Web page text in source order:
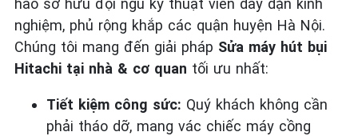
hào sở hữu đội ngũ kỹ thuật viên dày dặn kinh
nghiệm, phủ rộng khắp các quận huyện Hà Nội.
Chúng tôi mang đến giải pháp Sửa máy hút bụi
Hitachi tại nhà & cơ quan tối ưu nhất:
Tiết kiệm công sức: Quý khách không cần
phải tháo dỡ, mang vác chiếc máy cồng